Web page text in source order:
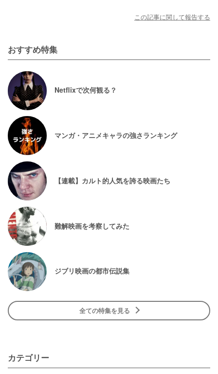
この記事に関して報告する
おすすめ特集
Netflixで次何観る？
マンガ・アニメキャラの強さランキング
【連載】カルト的人気を誇る映画たち
難解映画を考察してみた
ジブリ映画の都市伝説集
全ての特集を見る
カテゴリー